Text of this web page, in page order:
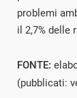
problemi
il 2,7% delle
FONTE:
(pubblicati: